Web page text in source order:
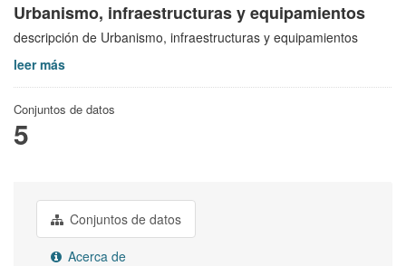
Urbanismo, infraestructuras y equipamientos
descripción de Urbanismo, infraestructuras y equipamientos
leer más
Conjuntos de datos
5
Conjuntos de datos
Acerca de